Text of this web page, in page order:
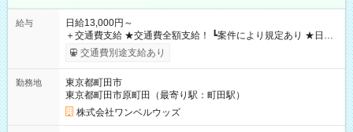
給与
日給13,000円～
＋交通費支給 ★交通費全額支給！ ┗案件により規定あり ★日払
いOK！（規定あり） ┗働いたその日に現金GET♪ お仕事後はコ
ンビニATMから 日払い分を引き落とせます！ 【試用期間】試
交通費別途支給あり
勤務地
東京都町田市
東京都町田市原町田（最寄り駅：町田駅）
株式会社ワンベルウッズ